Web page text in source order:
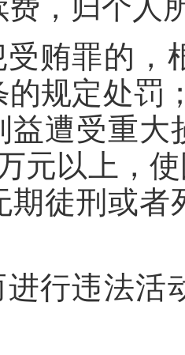
费，归个人
受贿罪的，
的规定处罚
益遭受重大
元以上，
期徒刑或
进行违法活